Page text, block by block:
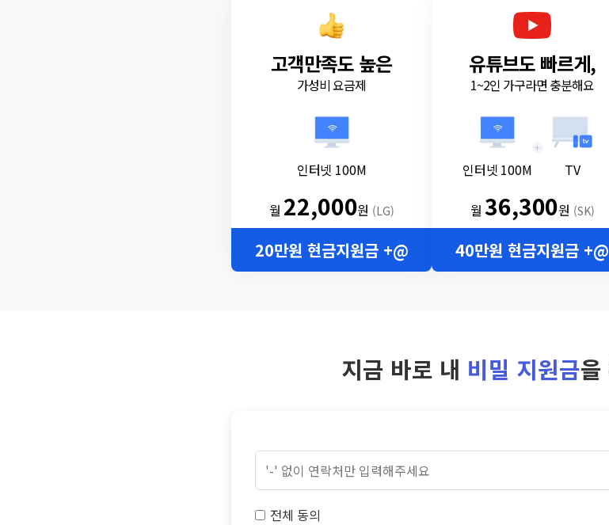
고객만족도 높은
가성비 요금제
인터넷 100M
월 22,000원 (LG)
20만원 현금지원금 +@
유튜브도 빠르게,
1~2인 가구라면 충분해요
인터넷 100M
+
TV
월36,300원 (SK)
40만원 현금지원금 +@
지금 바로 내 비밀 지원금을
전체 동의